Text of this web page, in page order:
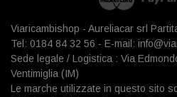
Viaricambishop - Aureliacar srl
Tel: 0184 84 32 56 - E-mail:
Sede legale / Logistica : Via
Ventimiglia (IM)
Le marche utilizzate in questo sito